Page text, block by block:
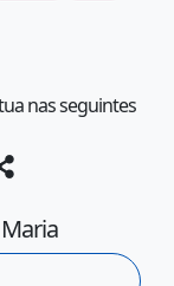
nas seguintes
Maria